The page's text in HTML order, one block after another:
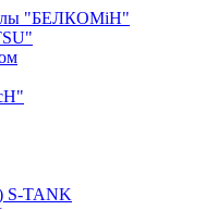
"БЕЛКОМiН"
S-TANK